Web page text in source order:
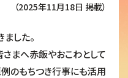
（2025年11月18日 掲載）
した。
まへ赤飯やおこわとして
のもちつき行事にも活用